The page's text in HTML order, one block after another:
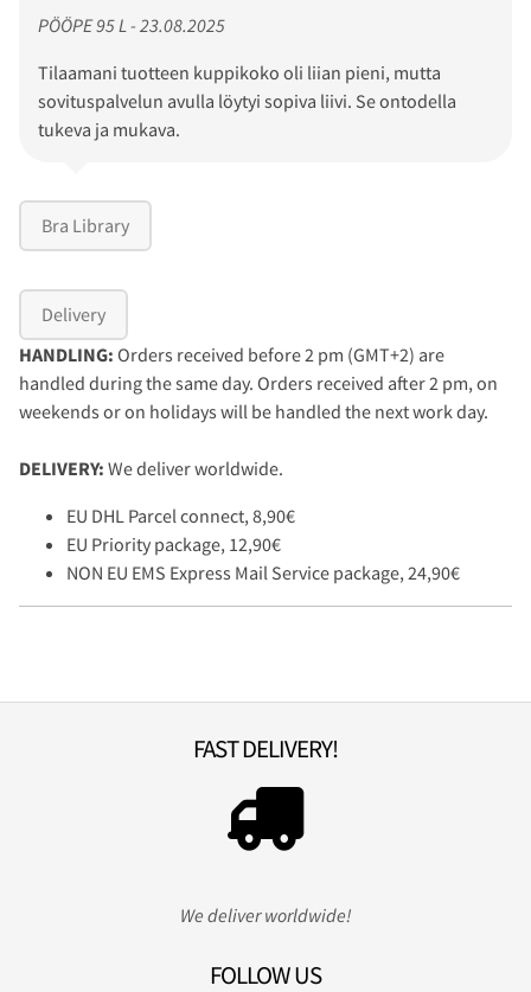
PÖÖPE 95 L - 23.08.2025
Tilaamani tuotteen kuppikoko oli liian pieni, mutta
sovituspalvelun avulla löytyi sopiva liivi. Se ontodella
tukeva ja mukava.
Bra Library
Delivery
HANDLING: Orders received before 2 pm (GMT+2) are
handled during the same day. Orders received after 2 pm, on
weekends or on holidays will be handled the next work day.
DELIVERY: We deliver worldwide.
EU DHL Parcel connect, 8,90€
EU Priority package, 12,90€
NON EU EMS Express Mail Service package, 24,90€
FAST DELIVERY!
We deliver worldwide!
FOLLOW US